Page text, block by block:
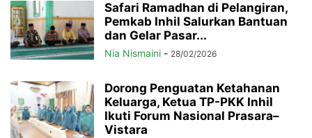
Safari Ramadhan di Pelangiran,
Pemkab Inhil Salurkan Bantuan
dan Gelar Pasar...
Nia Nismaini - 28/02/2026
Dorong Penguatan Ketahanan
Keluarga, Ketua TP-PKK Inhil
Ikuti Forum Nasional Prasara–
Vistara